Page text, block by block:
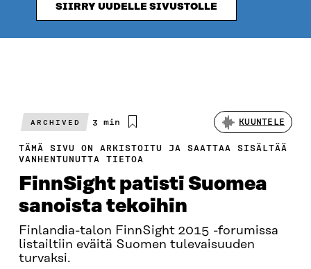
SIIRRY UUDELLE SIVUSTOLLE
ARCHIVED
Arvioitu
3 min KUUNTELE
TÄMÄ SIVU ON ARKISTOITU JA SAATTAA SISÄLTÄÄ
VANHENTUNUTTA TIETOA
FinnSight patisti Suomea
sanoista tekoihin
Finlandia-talon FinnSight 2015 -forumissa
listailtiin eväitä Suomen tulevaisuuden
turvaksi.